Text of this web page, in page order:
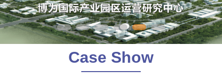
Case Show